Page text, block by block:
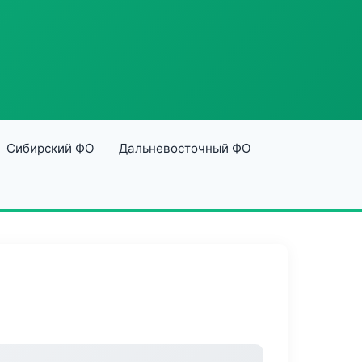
Сибирский ФО Дальневосточный ФО